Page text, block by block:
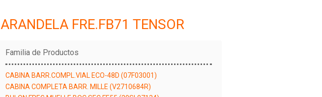
ARANDELA FRE.FB71 TENSOR
Familia de Productos
CABINA BARR.COMPL.VIAL ECO-48D (07F03001)
CABINA COMPLETA BARR. MILLE (V2710684R)